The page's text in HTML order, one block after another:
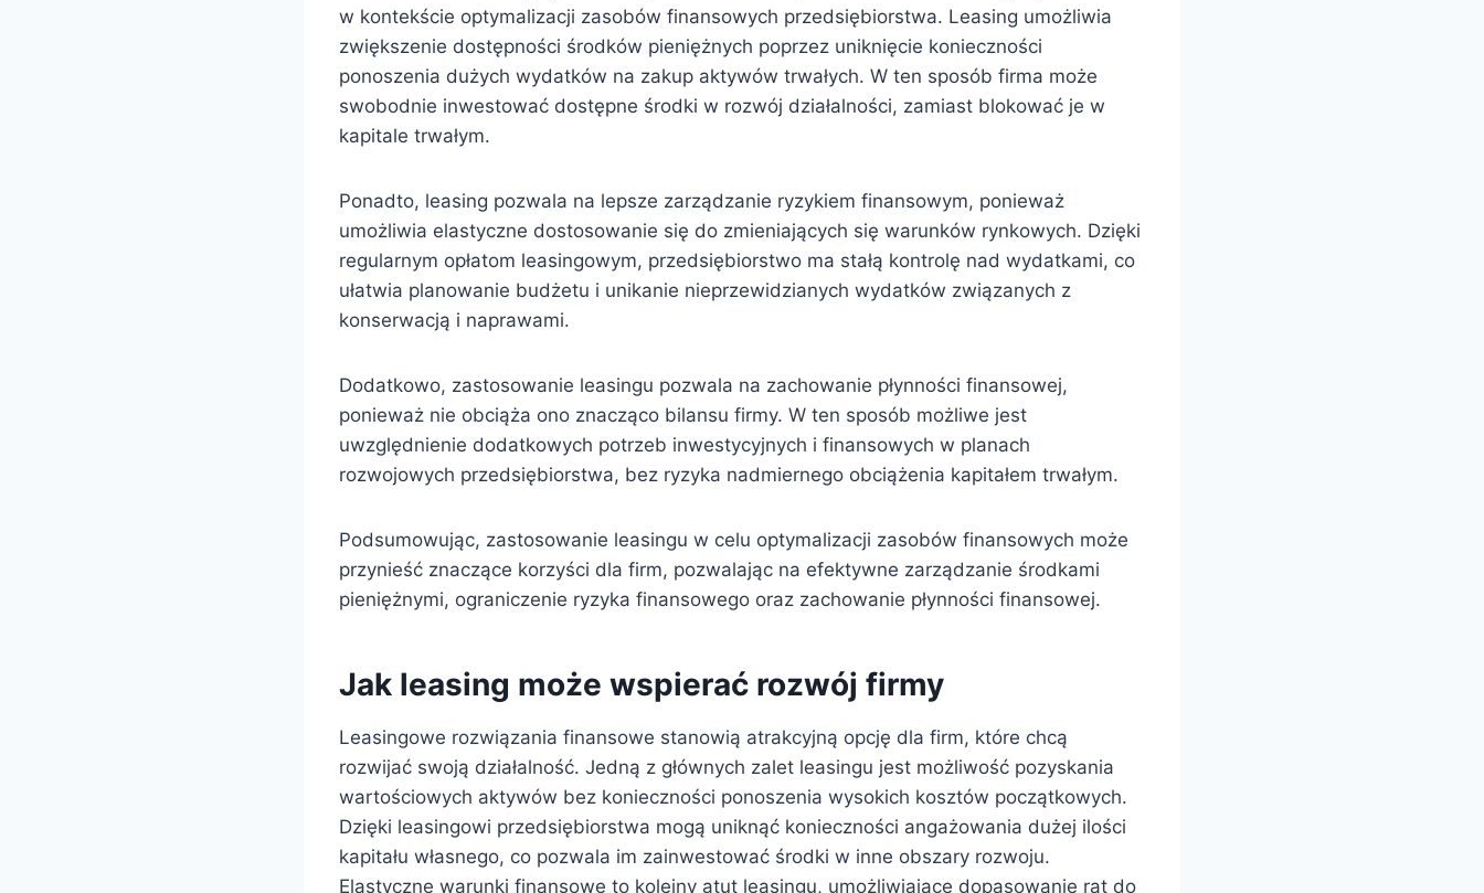
w kontekście optymalizacji zasobów finansowych przedsiębiorstwa. Leasing umożliwia
zwiększenie dostępności środków pieniężnych poprzez uniknięcie konieczności
ponoszenia dużych wydatków na zakup aktywów trwałych. W ten sposób firma może
swobodnie inwestować dostępne środki w rozwój działalności, zamiast blokować je w
kapitale trwałym.
Ponadto, leasing pozwala na lepsze zarządzanie ryzykiem finansowym, ponieważ
umożliwia elastyczne dostosowanie się do zmieniających się warunków rynkowych. Dzięki
regularnym opłatom leasingowym, przedsiębiorstwo ma stałą kontrolę nad wydatkami, co
ułatwia planowanie budżetu i unikanie nieprzewidzianych wydatków związanych z
konserwacją i naprawami.
Dodatkowo, zastosowanie leasingu pozwala na zachowanie płynności finansowej,
ponieważ nie obciąża ono znacząco bilansu firmy. W ten sposób możliwe jest
uwzględnienie dodatkowych potrzeb inwestycyjnych i finansowych w planach
rozwojowych przedsiębiorstwa, bez ryzyka nadmiernego obciążenia kapitałem trwałym.
Podsumowując, zastosowanie leasingu w celu optymalizacji zasobów finansowych może
przynieść znaczące korzyści dla firm, pozwalając na efektywne zarządzanie środkami
pieniężnymi, ograniczenie ryzyka finansowego oraz zachowanie płynności finansowej.
Jak leasing może wspierać rozwój firmy
Leasingowe rozwiązania finansowe stanowią atrakcyjną opcję dla firm, które chcą
rozwijać swoją działalność. Jedną z głównych zalet leasingu jest możliwość pozyskania
wartościowych aktywów bez konieczności ponoszenia wysokich kosztów początkowych.
Dzięki leasingowi przedsiębiorstwa mogą uniknąć konieczności angażowania dużej ilości
kapitału własnego, co pozwala im zainwestować środki w inne obszary rozwoju.
Elastyczne warunki finansowe to kolejny atut leasingu, umożliwiające dopasowanie rat do